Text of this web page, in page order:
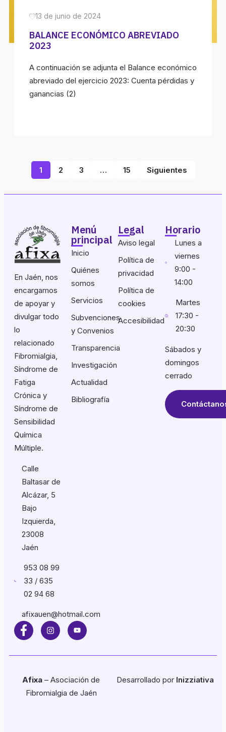
13 de junio de 2024
BALANCE ECONÓMICO ABREVIADO
2023
A continuación se adjunta el Balance económico
abreviado del ejercicio 2023: Cuenta pérdidas y
ganancias (2)
1 2 3 … 15 Siguientes
En Jaén, nos
encargamos
de apoyar y
divulgar todo
lo
relacionado
Fibromialgia,
Síndrome de
Fatiga
Crónica y
Síndrome de
Sensibilidad
Química
Múltiple.
Calle
Baltasar de
Alcázar, 5
Bajo
Izquierda,
23008
Jaén
953 08 99
33 / 635
02 94 68
afixauen@hotmail.com
Menú
principal
Inicio
Quiénes
somos
Servicios
Subvenciones
y Convenios
Transparencia
Investigación
Actualidad
Bibliografía
Legal
Aviso legal
Política de
privacidad
Política de
cookies
Accesibilidad
Horario
Lunes a
viernes
9:00 -
14:00
Martes
17:30 -
20:30
Sábados y
domingos
cerrado
Afixa – Asociación de
Fibromialgia de Jaén
Desarrollado por Inizziativa